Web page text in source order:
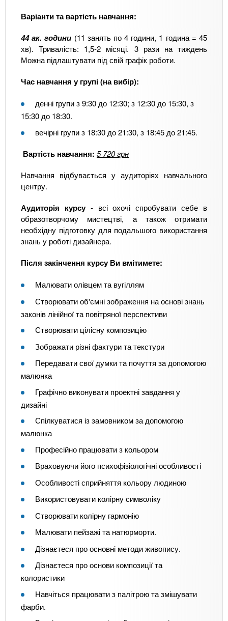
Варіанти та вартість навчання:
44 ак. години (11 занять по 4 години, 1 година = 45
хв). Тривалість: 1,5-2 місяці. 3 рази на тиждень
Можна підлаштувати під свій графік роботи.
Час навчання у групі (на вибір):
денні групи з 9:30 до 12:30; з 12:30 до 15:30, з
15:30 до 18:30.
вечірні групи з 18:30 до 21:30, з 18:45 до 21:45.
Вартість навчання: 5 720 грн
Навчання відбувається у аудиторіях навчального
центру.
Аудиторія курсу- всі охочі спробувати себе в
образотворчому мистецтві, а також отримати
необхідну підготовку для подальшого використання
знань у роботі дизайнера.
Після закінчення курсу Ви вмітимете:
Малювати олівцем та вугіллям
Створювати об'ємні зображення на основі знань
законів лінійної та повітряної перспективи
Створювати цілісну композицію
Зображати різні фактури та текстури
Передавати свої думки та почуття за допомогою
малюнка
Графічно виконувати проектні завдання у
дизайні
Спілкуватися із замовником за допомогою
малюнка
Професійно працювати з кольором
Враховуючи його психофізіологічні особливості
Особливості сприйняття кольору людиною
Використовувати колірну символіку
Створювати колірну гармонію
Малювати пейзажі та натюрморти.
Дізнаєтеся про основні методи живопису.
Дізнаєтеся про основи композиції та
колористики
Навчіться працювати з палітрою та змішувати
фарби.